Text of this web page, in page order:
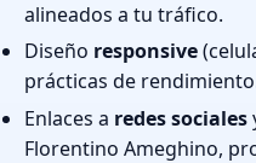
alineados a tu tráfico.
Diseño responsive
prácticas de
Enlaces a redes sociales
Florentino Ameghino,